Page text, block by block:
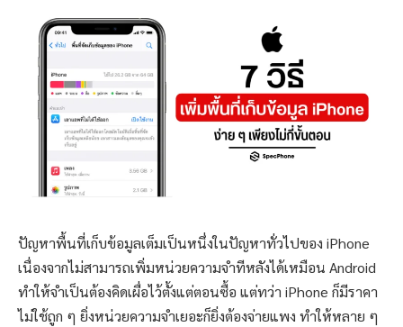
ปัญหาพื้นที่เก็บข้อมูลเต็มเป็นหนึ่งในปัญหาทั่วไปของ iPhone
เนื่องจากไม่สามารถเพิ่มหน่วยความจำทีหลังได้เหมือน Android
ทำให้จำเป็นต้องคิดเผื่อไว้ตั้งแต่ตอนซื้อ แต่ทว่า iPhone ก็มีราคา
ไม่ใช้ถูก ๆ ยิ่งหน่วยความจำเยอะก็ยิ่งต้องจ่ายแพง ทำให้หลาย ๆ